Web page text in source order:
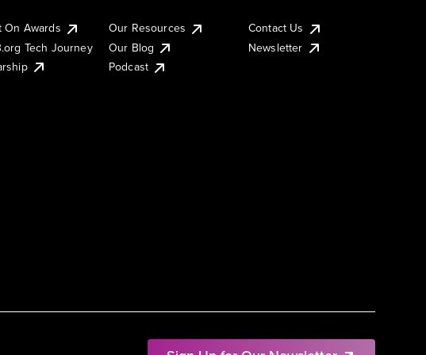
On Awards
Tech Journey
Our Resources
Our Blog
Podcast
Contact Us
Newsletter